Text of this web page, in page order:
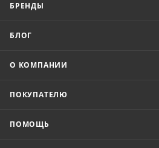
БРЕНДЫ
БЛОГ
О КОМПАНИИ
ПОКУПАТЕЛЮ
ПОМОЩЬ